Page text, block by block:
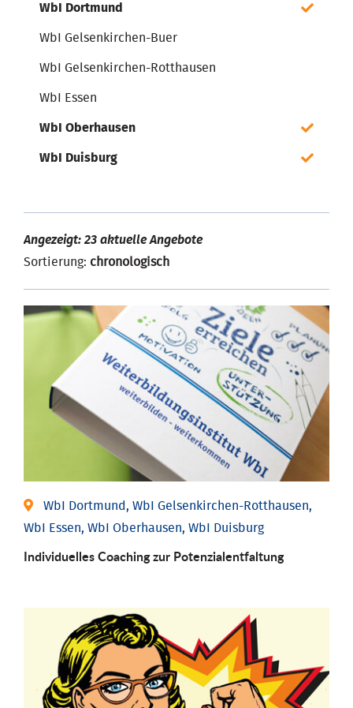
WbI Dortmund
WbI Gelsenkirchen-Buer
WbI Gelsenkirchen-Rotthausen
WbI Essen
WbI Oberhausen
WbI Duisburg
Angezeigt: 23 aktuelle Angebote
Sortierung: chronologisch
WbI Dortmund, WbI Gelsenkirchen-Rotthausen,
WbI Essen, WbI Oberhausen, WbI Duisburg
Individuelles Coaching zur Potenzialentfaltung